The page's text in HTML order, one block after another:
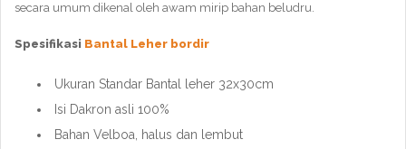
secara umum dikenal oleh awam mirip bahan beludru.
Spesifikasi Bantal Leher bordir
Ukuran Standar Bantal leher 32x30cm
Isi Dakron asli 100%
Bahan Velboa, halus dan lembut